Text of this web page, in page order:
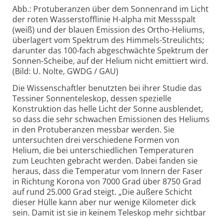
Abb.: Protuberanzen über dem Sonnenrand im Licht
der roten Wasserstofflinie H-alpha mit Messspalt
(weiß) und der blauen Emission des Ortho-Heliums,
überlagert vom Spektrum des Himmels-Streulichts;
darunter das 100-fach abgeschwächte Spektrum der
Sonnen-Scheibe, auf der Helium nicht emittiert wird.
(Bild: U. Nolte, GWDG / GAU)
Die Wissenschaftler benutzten bei ihrer Studie das
Tessiner Sonnenteleskop, dessen spezielle
Konstruktion das helle Licht der Sonne ausblendet,
so dass die sehr schwachen Emissionen des Heliums
in den Protuberanzen messbar werden. Sie
untersuchten drei verschiedene Formen von
Helium, die bei unterschiedlichen Temperaturen
zum Leuchten gebracht werden. Dabei fanden sie
heraus, dass die Temperatur vom Innern der Faser
in Richtung Korona von 7000 Grad über 8750 Grad
auf rund 25.000 Grad steigt. „Die äußere Schicht
dieser Hülle kann aber nur wenige Kilometer dick
sein. Damit ist sie in keinem Teleskop mehr sichtbar